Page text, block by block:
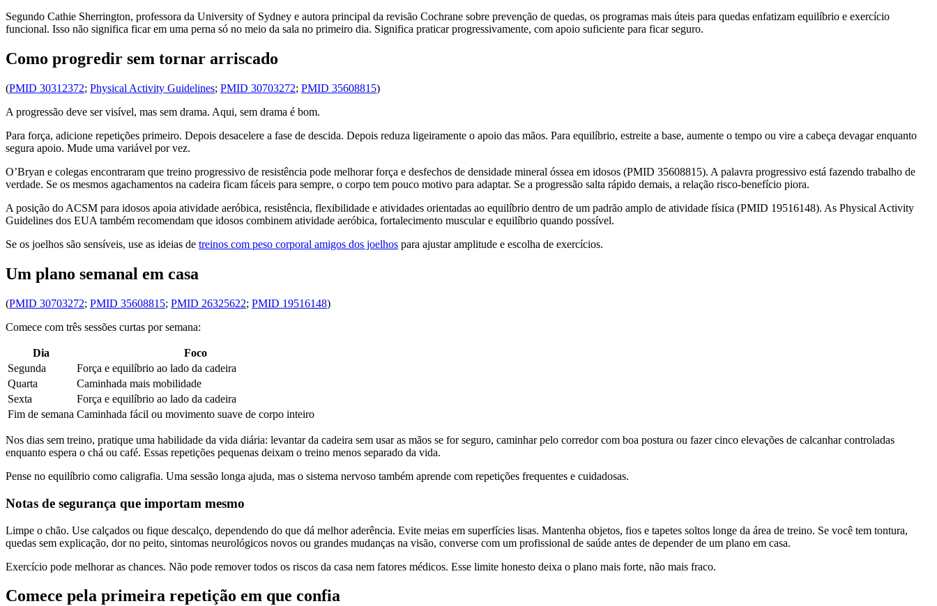
Segundo Cathie Sherrington, professora da University of Sydney e autora principal da revisão Cochrane sobre prevenção de quedas, os programas mais úteis para quedas enfatizam equilíbrio e exercício
funcional. Isso não significa ficar em uma perna só no meio da sala no primeiro dia. Significa praticar progressivamente, com apoio suficiente para ficar seguro.
Como progredir sem tornar arriscado
(PMID 30312372; Physical Activity Guidelines; PMID 30703272; PMID 35608815)
A progressão deve ser visível, mas sem drama. Aqui, sem drama é bom.
Para força, adicione repetições primeiro. Depois desacelere a fase de descida. Depois reduza ligeiramente o apoio das mãos. Para equilíbrio, estreite a base, aumente o tempo ou vire a cabeça devagar enquanto
segura apoio. Mude uma variável por vez.
O’Bryan e colegas encontraram que treino progressivo de resistência pode melhorar força e desfechos de densidade mineral óssea em idosos (PMID 35608815). A palavra progressivo está fazendo trabalho de
verdade. Se os mesmos agachamentos na cadeira ficam fáceis para sempre, o corpo tem pouco motivo para adaptar. Se a progressão salta rápido demais, a relação risco-benefício piora.
A posição do ACSM para idosos apoia atividade aeróbica, resistência, flexibilidade e atividades orientadas ao equilíbrio dentro de um padrão amplo de atividade física (PMID 19516148). As Physical Activity
Guidelines dos EUA também recomendam que idosos combinem atividade aeróbica, fortalecimento muscular e equilíbrio quando possível.
Se os joelhos são sensíveis, use as ideias de treinos com peso corporal amigos dos joelhos para ajustar amplitude e escolha de exercícios.
Um plano semanal em casa
(PMID 30703272; PMID 35608815; PMID 26325622; PMID 19516148)
Comece com três sessões curtas por semana:
Dia
Foco
Segunda
Força e equilíbrio ao lado da cadeira
Quarta
Caminhada mais mobilidade
Sexta
Força e equilíbrio ao lado da cadeira
Fim de semana Caminhada fácil ou movimento suave de corpo inteiro
Nos dias sem treino, pratique uma habilidade da vida diária: levantar da cadeira sem usar as mãos se for seguro, caminhar pelo corredor com boa postura ou fazer cinco elevações de calcanhar controladas
enquanto espera o chá ou café. Essas repetições pequenas deixam o treino menos separado da vida.
Pense no equilíbrio como caligrafia. Uma sessão longa ajuda, mas o sistema nervoso também aprende com repetições frequentes e cuidadosas.
Notas de segurança que importam mesmo
Limpe o chão. Use calçados ou fique descalço, dependendo do que dá melhor aderência. Evite meias em superfícies lisas. Mantenha objetos, fios e tapetes soltos longe da área de treino. Se você tem tontura,
quedas sem explicação, dor no peito, sintomas neurológicos novos ou grandes mudanças na visão, converse com um profissional de saúde antes de depender de um plano em casa.
Exercício pode melhorar as chances. Não pode remover todos os riscos da casa nem fatores médicos. Esse limite honesto deixa o plano mais forte, não mais fraco.
Comece pela primeira repetição em que confia